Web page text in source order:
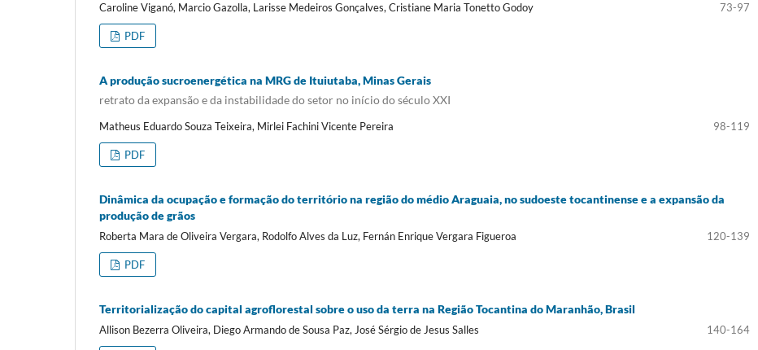
Caroline Viganó, Marcio Gazolla, Larisse Medeiros Gonçalves, Cristiane Maria Tonetto Godoy 73-97
PDF
A produção sucroenergética na MRG de Ituiutaba, Minas Gerais
retrato da expansão e da instabilidade do setor no início do século XXI
Matheus Eduardo Souza Teixeira, Mirlei Fachini Vicente Pereira 98-119
PDF
Dinâmica da ocupação e formação do território na região do médio Araguaia, no sudoeste tocantinense e a expansão da
produção de grãos
Roberta Mara de Oliveira Vergara, Rodolfo Alves da Luz, Fernán Enrique Vergara Figueroa 120-139
PDF
Territorialização do capital agroflorestal sobre o uso da terra na Região Tocantina do Maranhão, Brasil
Allison Bezerra Oliveira, Diego Armando de Sousa Paz, José Sérgio de Jesus Salles 140-164